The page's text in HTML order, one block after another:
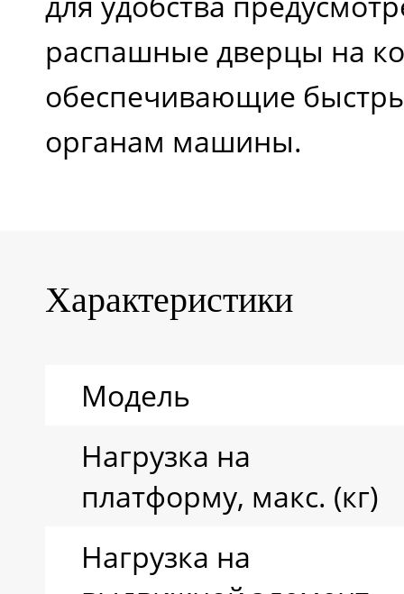
распашные дверцы на
обеспечивающие
органам машины.
Характеристики
Модель
Нагрузка на
платформу, макс. (кг)
Нагрузка на